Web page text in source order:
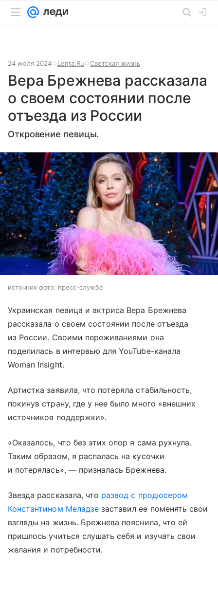
24 июля 2024 Lenta.Ru Светская жизнь
Вера Брежнева рассказала
о своем состоянии после
отъезда из России
Откровение певицы.
источник фото: пресс-служба
Украинская певица и актриса Вера Брежнева
рассказала о своем состоянии после отъезда
из России. Своими переживаниями она
поделилась в интервью для YouTube-канала
Woman Insight.
Артистка заявила, что потеряла стабильность,
покинув страну, где у нее было много «внешних
источников поддержки».
«Оказалось, что без этих опор я сама рухнула.
Таким образом, я распалась на кусочки
и потерялась», — призналась Брежнева.
Звезда рассказала, что развод с продюсером
Константином Меладзезаставил ее поменять свои
взгляды на жизнь. Брежнева пояснила, что ей
пришлось учиться слушать себя и изучать свои
желания и потребности.